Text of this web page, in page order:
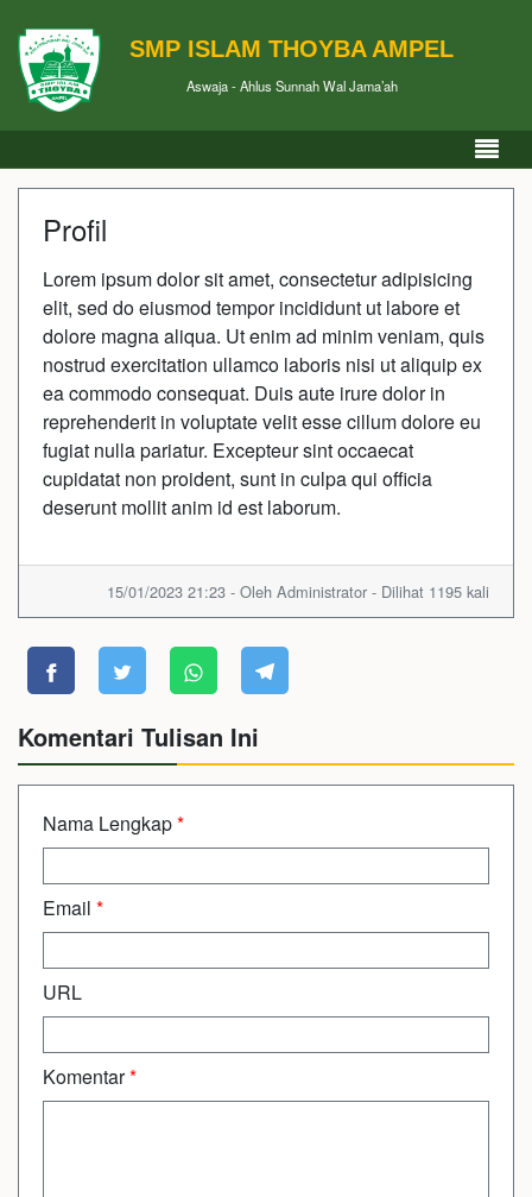
SMP ISLAM THOYBA AMPEL
Aswaja - Ahlus Sunnah Wal Jama’ah
Profil
Lorem ipsum dolor sit amet, consectetur adipisicing
elit, sed do eiusmod tempor incididunt ut labore et
dolore magna aliqua. Ut enim ad minim veniam, quis
nostrud exercitation ullamco laboris nisi ut aliquip ex
ea commodo consequat. Duis aute irure dolor in
reprehenderit in voluptate velit esse cillum dolore eu
fugiat nulla pariatur. Excepteur sint occaecat
cupidatat non proident, sunt in culpa qui officia
deserunt mollit anim id est laborum.
15/01/2023 21:23 - Oleh Administrator - Dilihat 1195 kali
Komentari Tulisan Ini
Nama Lengkap*
Email *
URL
Komentar*